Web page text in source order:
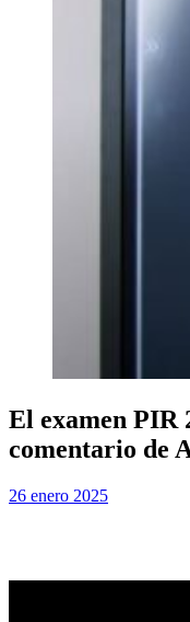
El examen PIR
comentario de
porExamen MIR
Publicada
26 enero 2025